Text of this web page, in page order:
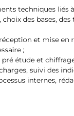
techniques liés
des bases,
et mise en
;
étude et
suivi des
internes,